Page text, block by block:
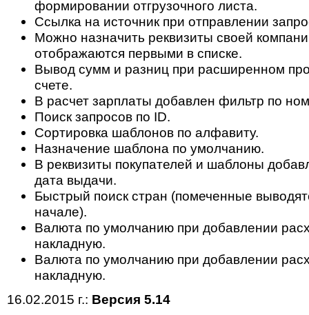
формировании отгрузочного листа.
Ссылка на источник при отправлении
Можно назначить реквизиты своей
отображаются первыми в списке.
Вывод сумм и разниц при расширенном
счете.
В расчет зарплаты добавлен фильтр по
Поиск запросов по ID.
Сортировка шаблонов по алфавиту.
Назначение шаблона по умолчанию.
В реквизиты покупателей и шаблоны
дата выдачи.
Быстрый поиск стран (помеченные
начале).
Валюта по умолчанию при добавлении
накладную.
Валюта по умолчанию при добавлении
накладную.
16.02.2015 г.: Версия 5.14